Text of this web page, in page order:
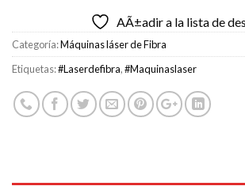
AÃ±adir a la lista de
Categoría:Máquinas láser de Fibra
Etiquetas:#Laserdefibra,#Maquinaslaser